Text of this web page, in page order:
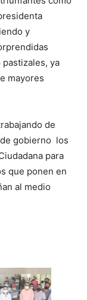
y
ya
mayores
de
gobierno los
para
que ponen en
al medio